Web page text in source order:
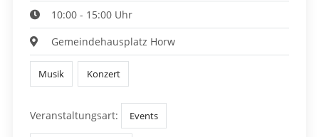
10:00 - 15:00 Uhr
Gemeindehausplatz Horw
Musik Konzert
Veranstaltungsart: Events